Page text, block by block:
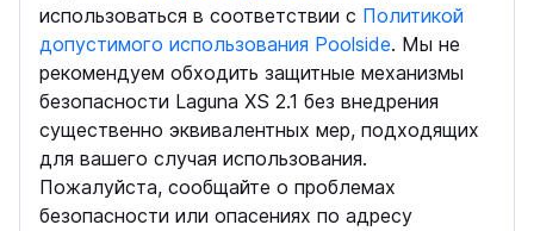
использоваться в соответствии с Политикой
допустимого использования Poolside. Мы не
рекомендуем обходить защитные механизмы
безопасности Laguna XS 2.1 без внедрения
существенно эквивалентных мер, подходящих
для вашего случая использования.
Пожалуйста, сообщайте о проблемах
безопасности или опасениях по адресу